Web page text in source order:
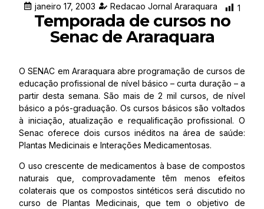
janeiro 17, 2003 Redacao Jornal Araraquara 1
Temporada de cursos no
Senac de Araraquara
O SENAC em Araraquara abre programação de cursos de
educação profissional de nível básico – curta duração – a
partir desta semana. São mais de 2 mil cursos, de nível
básico a pós-graduação. Os cursos básicos são voltados
à iniciação, atualização e requalificação profissional. O
Senac oferece dois cursos inéditos na área de saúde:
Plantas Medicinais e Interações Medicamentosas.
O uso crescente de medicamentos à base de compostos
naturais que, comprovadamente têm menos efeitos
colaterais que os compostos sintéticos será discutido no
curso de Plantas Medicinais, que tem o objetivo de